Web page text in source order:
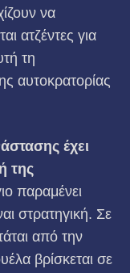
να
ατζέντες για
τη
αυτοκρατορίας
έχει
της
παραμένει
στρατηγική. Σε
από την
βρίσκεται σε